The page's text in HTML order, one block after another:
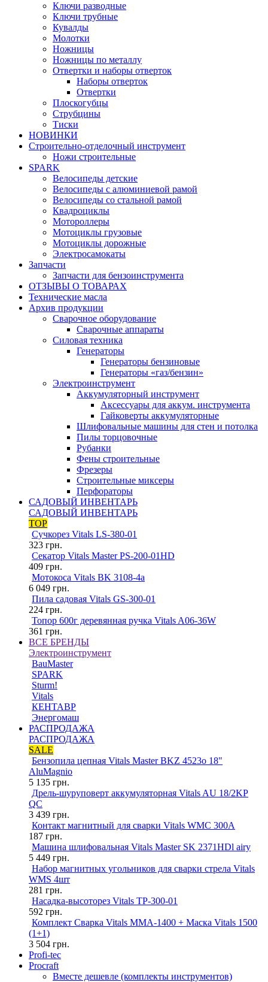
Ключи разводные
Ключи трубные
Кувалды
Молотки
Ножницы
Ножницы по металлу
Отвертки и наборы отверток
Наборы отверток
Отвертки
Плоскогубцы
Струбцины
Тиски
НОВИНКИ
Строительно-отделочный инструмент
Ножи строительные
SPARK
Велосипеды детские
Велосипеды с алюминиевой рамой
Велосипеды со стальной рамой
Квадроциклы
Мотороллеры
Мотоциклы грузовые
Мотоциклы дорожные
Электросамокаты
Запчасти
Запчасти для бензоинструмента
ОТЗЫВЫ О ТОВАРАХ
Технические масла
Архив продукции
Сварочное оборудование
Сварочные аппараты
Силовая техника
Генераторы
Генераторы бензиновые
Генераторы «газ/бензин»
Электроинструмент
Аккумуляторный инструмент
Аксессуары для аккум. инструмента
Гайковерты аккумуляторные
Шлифовальные машины для стен и потолка
Пилы торцовочные
Рубанки
Фены строительные
Фрезеры
Строительные миксеры
Перфораторы
САДОВЫЙ ИНВЕНТАРЬ
САДОВЫЙ ИНВЕНТАРЬ
TOP
Сучкорез Vitals LS-380-01
323 грн.
Секатор Vitals Master PS-200-01HD
409 грн.
Мотокоса Vitals BK 3108-4a
6 049 грн.
Пила садовая Vitals GS-300-01
224 грн.
Топор 600г деревянная ручка Vitals A06-36W
361 грн.
ВСЕ БРЕНДЫ
Электроинструмент
BauMaster
SPARK
Sturm!
Vitals
КЕНТАВР
Энергомаш
РАСПРОДАЖА
РАСПРОДАЖА
SALE
Бензопила цепная Vitals Master BKZ 4523o 18"
AluMagnio
5 135 грн.
Дрель-шуруповерт аккумуляторная Vitals AU 18/2KP
QC
3 439 грн.
Контакт магнитный для сварки Vitals WMC 300A
187 грн.
Машина шлифовальная Vitals Master SK 2371HDl airy
5 449 грн.
Набор магнитных угольников для сварки стрела Vitals
WMS 4шт
281 грн.
Насадка-высоторез Vitals TP-300-01
592 грн.
Комплект Сварка Vitals MMA-1400 + Маска Vitals 1500
(1+1)
3 504 грн.
Profi-tec
Procraft
Вместе дешевле (комплекты инструментов)